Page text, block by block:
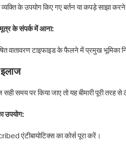
व्यक्ति के उपयोग किए गए बर्तन या कपड़े साझा
के संपर्क में आना:
वातावरण टाइफाइड के फैलने में प्रमुख भूमिका
समय पर किया जाए तो यह बीमारी पूरी
उपयोग:
एंटीबायोटिक्स का कोर्स पूरा करें।